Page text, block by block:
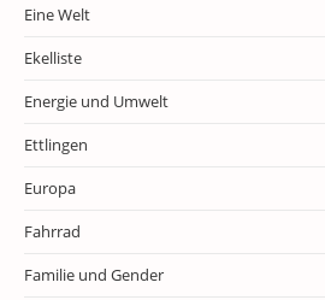
Eine Welt
Ekelliste
Energie und Umwelt
Ettlingen
Europa
Fahrrad
Familie und Gender